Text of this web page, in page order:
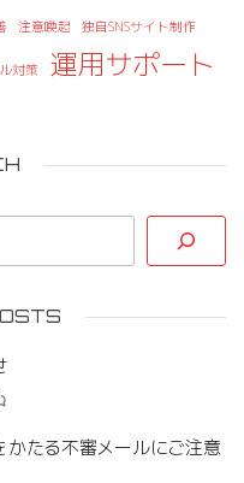
注意喚起 独自SNSサイト制作
対策 運用サポート
かたる不審メールにご注意